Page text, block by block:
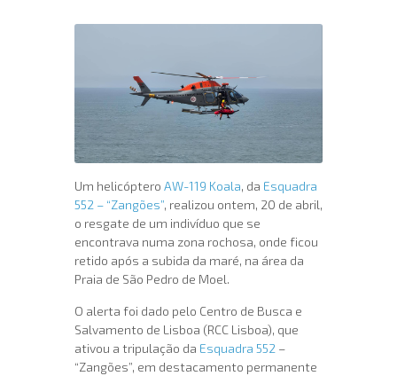
Um helicóptero AW-119 Koala, da Esquadra
552 – “Zangões”, realizou ontem, 20 de abril,
o resgate de um indivíduo que se
encontrava numa zona rochosa, onde ficou
retido após a subida da maré, na área da
Praia de São Pedro de Moel.
O alerta foi dado pelo Centro de Busca e
Salvamento de Lisboa (RCC Lisboa), que
ativou a tripulação da Esquadra 552 –
“Zangões”, em destacamento permanente